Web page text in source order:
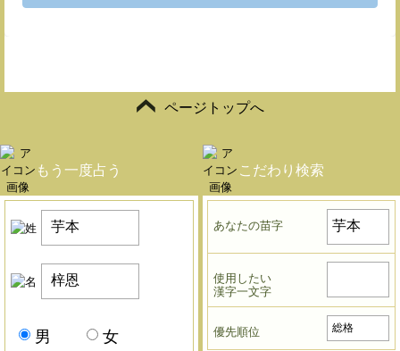
ページトップへ
もう一度占う
男 女
こだわり検索
あなたの苗字
使用したい
漢字一文字
優先順位